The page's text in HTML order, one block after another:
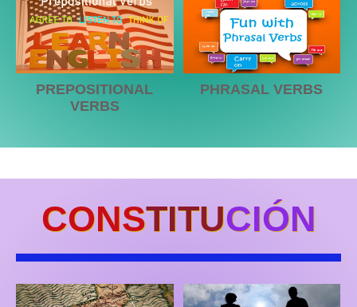
PREPOSITIONAL
VERBS
PHRASAL VERBS
CONSTITUCIÓN